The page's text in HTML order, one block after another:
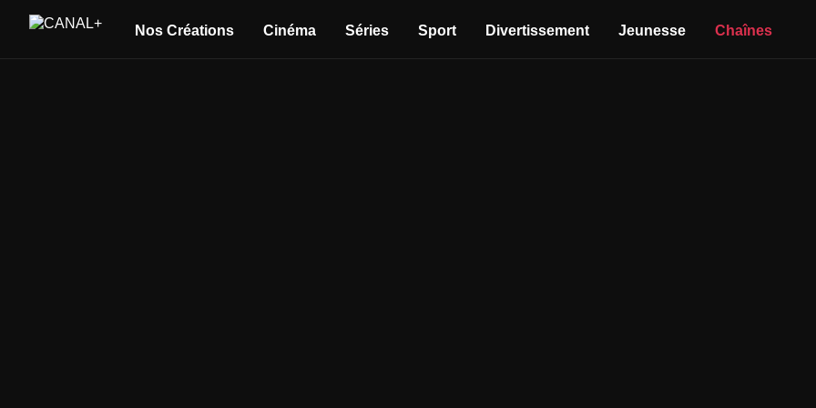
Nos Créations Cinéma Séries Sport Divertissement Jeunesse Chaînes